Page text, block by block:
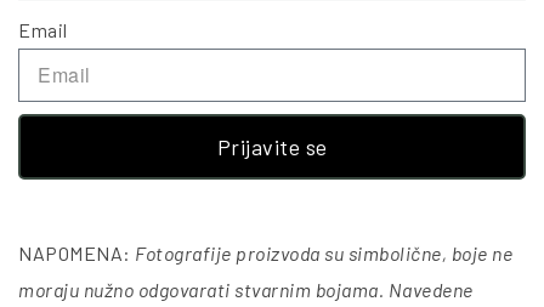
Email
Prijavite se
NAPOMENA: Fotografije proizvoda su simbolične, boje ne
moraju nužno odgovarati stvarnim bojama. Navedene